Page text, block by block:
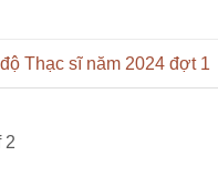
Thạc sĩ năm 2024 đợt 1
2